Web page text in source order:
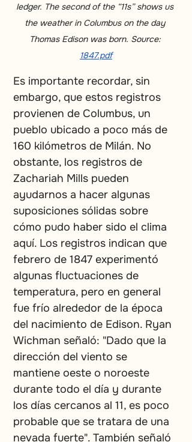
ledger. The second of the “11s” shows us
the weather in Columbus on the day
Thomas Edison was born. Source:
1847.pdf
Es importante recordar, sin
embargo, que estos registros
provienen de Columbus, un
pueblo ubicado a poco más de
160 kilómetros de Milán. No
obstante, los registros de
Zachariah Mills pueden
ayudarnos a hacer algunas
suposiciones sólidas sobre
cómo pudo haber sido el clima
aquí. Los registros indican que
febrero de 1847 experimentó
algunas fluctuaciones de
temperatura, pero en general
fue frío alrededor de la época
del nacimiento de Edison. Ryan
Wichman señaló: "Dado que la
dirección del viento se
mantiene oeste o noroeste
durante todo el día y durante
los días cercanos al 11, es poco
probable que se tratara de una
nevada fuerte". También señaló